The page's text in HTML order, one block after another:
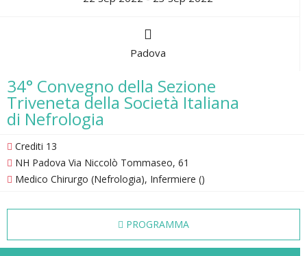
Padova
34° Convegno della Sezione
Triveneta della Società Italiana
di Nefrologia
Crediti 13
NH Padova Via Niccolò Tommaseo, 61
Medico Chirurgo (Nefrologia), Infermiere ()
PROGRAMMA